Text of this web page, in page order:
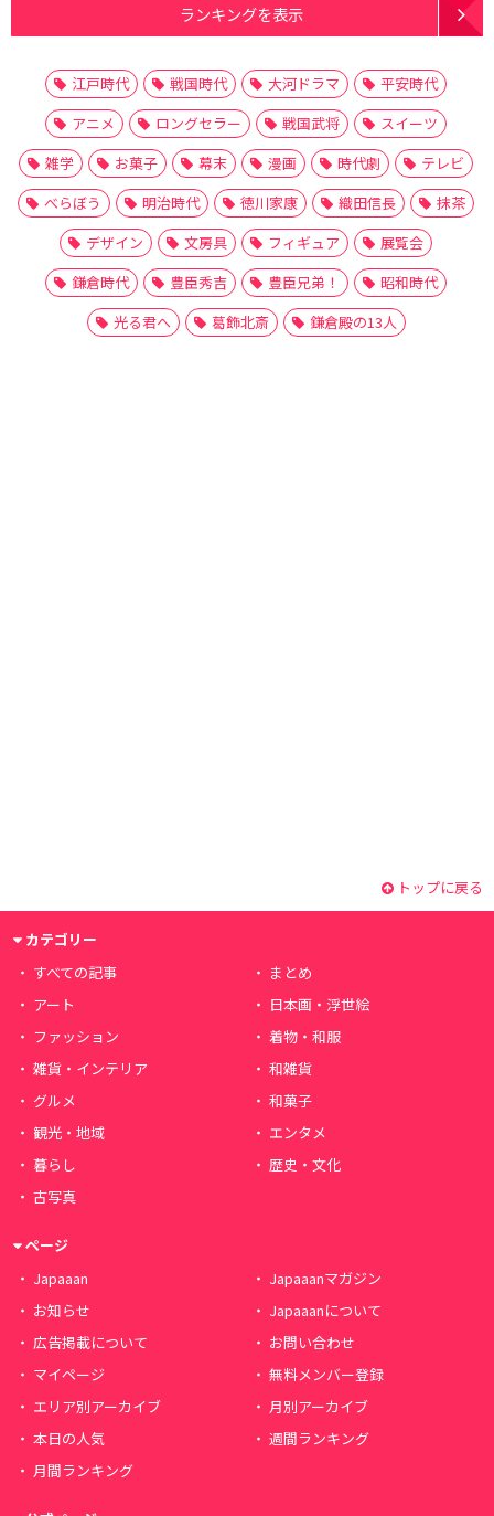
ランキングを表示
江戸時代 戦国時代 大河ドラマ
平安時代
アニメ
ロングセラー 戦国武将
スイーツ
雑学
お菓子 幕末 漫画 時代劇
テレビ
べらぼう
明治時代 徳川家康 織田信長
抹茶
デザイン
文房具 フィギュア
展覧会
鎌倉時代
豊臣秀吉 豊臣兄弟！
昭和時代
光る君へ
葛飾北斎 鎌倉殿の13人
トップに戻る
カテゴリー
すべての記事
まとめ
アート
日本画・浮世絵
ファッション
着物・和服
雑貨・インテリア
和雑貨
グルメ
和菓子
観光・地域
エンタメ
暮らし
歴史・文化
古写真
ページ
Japaaan
Japaaanマガジン
お知らせ
Japaaanについて
広告掲載について
お問い合わせ
マイページ
無料メンバー登録
エリア別アーカイブ
月別アーカイブ
本日の人気
週間ランキング
月間ランキング